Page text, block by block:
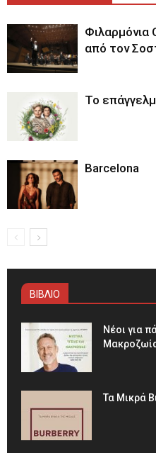
από τον
Το
Barcelona
ΒΙΒΛΙΟ
Νέοι για
Τα Μικρά